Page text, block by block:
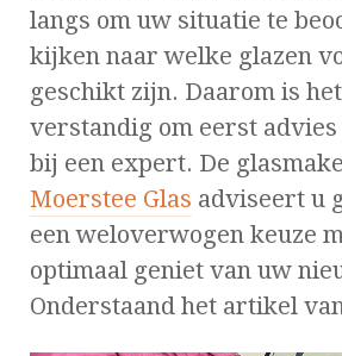
langs om uw situatie te
kijken naar welke glazen
geschikt zijn. Daarom is
verstandig om eerst
bij een expert. De
Moerstee Glas adviseert u
een weloverwogen keuze
optimaal geniet van uw
Onderstaand het artikel